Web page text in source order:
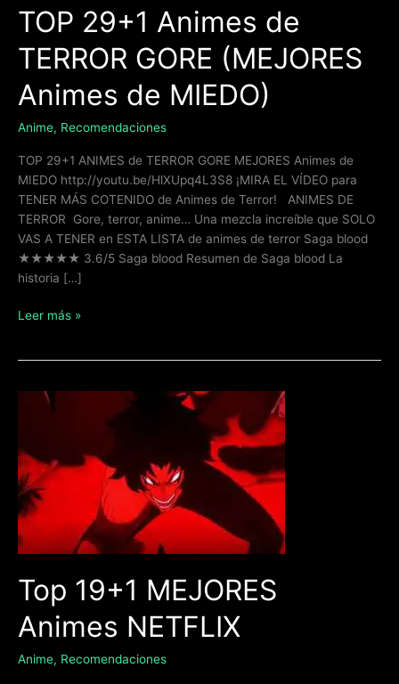
TOP 29+1 Animes de
TERROR GORE (MEJORES
Animes de MIEDO)
Anime, Recomendaciones
TOP 29+1 ANIMES de TERROR GORE MEJORES Animes de
MIEDO http://youtu.be/HlXUpq4L3S8 ¡MIRA EL VÍDEO para
TENER MÁS COTENIDO de Animes de Terror! ANIMES DE
TERROR Gore, terror, anime… Una mezcla increíble que SOLO
VAS A TENER en ESTA LISTA de animes de terror Saga blood
★★★★★ 3.6/5 Saga blood Resumen de Saga blood La
historia […]
MIEDO)
Leer más »
Top 19+1 MEJORES
Animes NETFLIX
Anime, Recomendaciones
Animes
NETFLIX